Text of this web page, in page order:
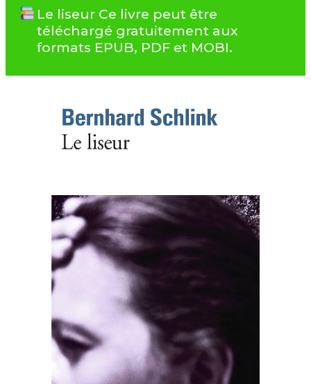
Le liseur Ce livre peut être
téléchargé gratuitement aux
formats EPUB, PDF et MOBI.